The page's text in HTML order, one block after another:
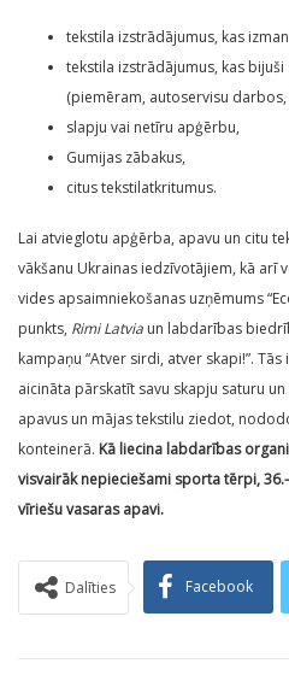
tekstila izstrādājumus, kas
tekstila izstrādājumus, kas
(piemēram, autoservisu darbos,
slapju vai netīru apģērbu,
Gumijas zābakus,
citus tekstilatkritumus.
Lai atvieglotu apģērba, apavu un citu
vākšanu Ukrainas iedzīvotājiem, kā arī
vides apsaimniekošanas uzņēmums
punkts, Rimi Latvia un labdarības
kampaņu “Atver sirdi, atver skapi!”.
aicināta pārskatīt savu skapju saturu
apavus un mājas tekstilu ziedot,
konteinerā. Kā liecina labdarības
visvairāk nepieciešami sporta tērpi,
vīriešu vasaras apavi.
Dalīties Facebook